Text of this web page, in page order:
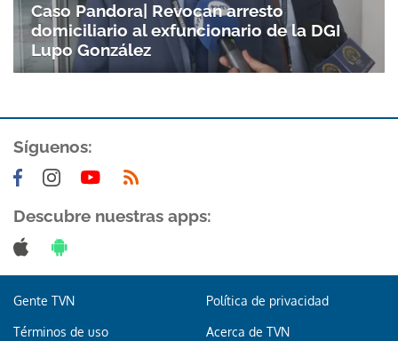
Caso Pandora| Revocan arresto
domiciliario al exfuncionario de la DGI
Lupo González
Síguenos:
Descubre nuestras apps:
Gente TVN Política de privacidad
Términos de uso Acerca de TVN